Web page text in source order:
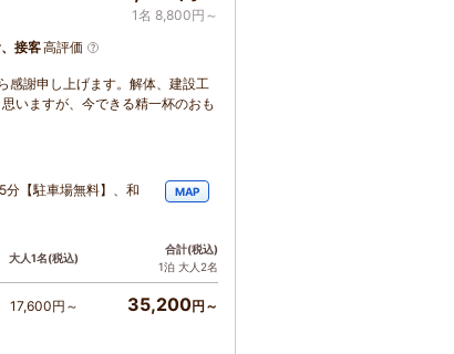
1名 8,800円～
接客高評価
感謝申し上げます。解体、建設工
いますが、今できる精一杯のおも
分【駐車場無料】、和
MAP
大人1名(税込)
合計(税込)
1泊 大人2名
17,600円～ 35,200円～